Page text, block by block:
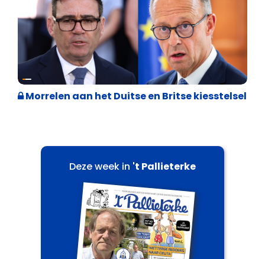
Internationale politiek
Morrelen aan het Duitse en Britse kiesstelsel
Deze week in 't Pallieterke